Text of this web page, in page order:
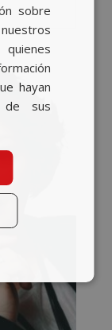
sobre
hayan
de sus